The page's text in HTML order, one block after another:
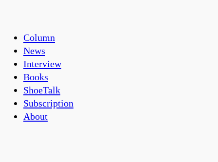
Column
News
Interview
Books
ShoeTalk
Subscription
About